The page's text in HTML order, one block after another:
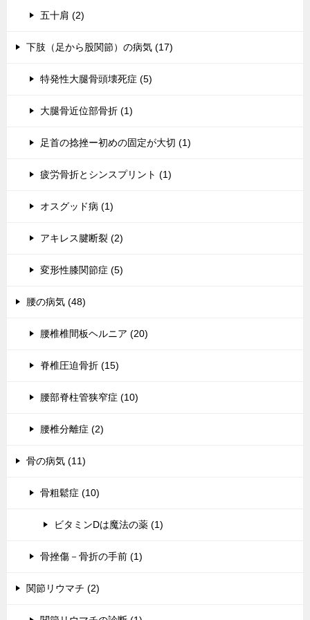
五十肩 (2)
下肢（足から股関節）の病気 (17)
特発性大腿骨頭壊死症 (5)
大腿骨近位部骨折 (1)
足首の捻挫ー初めの固定が大切 (1)
疲労骨折とシンスプリント (1)
オスグッド病 (1)
アキレス腱断裂 (2)
変形性膝関節症 (5)
腰の病気 (48)
腰椎椎間板ヘルニア (20)
脊椎圧迫骨折 (15)
腰部脊柱管狭窄症 (10)
腰椎分離症 (2)
骨の病気 (11)
骨粗鬆症 (10)
ビタミンDは魔法の薬 (1)
骨挫傷－骨折の手前 (1)
関節リウマチ (2)